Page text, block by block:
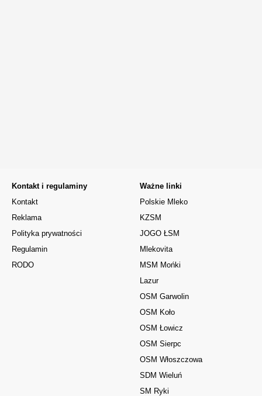
Kontakt i regulaminy
Kontakt
Reklama
Polityka prywatności
Regulamin
RODO
Ważne linki
Polskie Mleko
KZSM
JOGO ŁSM
Mlekovita
MSM Mońki
Lazur
OSM Garwolin
OSM Koło
OSM Łowicz
OSM Sierpc
OSM Włoszczowa
SDM Wieluń
SM Ryki